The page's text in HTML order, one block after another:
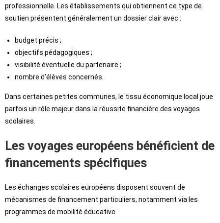
professionnelle. Les établissements qui obtiennent ce type de
soutien présentent généralement un dossier clair avec :
budget précis ;
objectifs pédagogiques ;
visibilité éventuelle du partenaire ;
nombre d’élèves concernés.
Dans certaines petites communes, le tissu économique local joue
parfois un rôle majeur dans la réussite financière des voyages
scolaires.
Les voyages européens bénéficient de
financements spécifiques
Les échanges scolaires européens disposent souvent de
mécanismes de financement particuliers, notamment via les
programmes de mobilité éducative.